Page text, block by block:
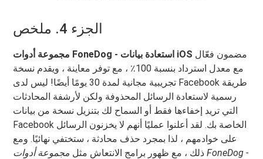
الجزء 4. ملخص
مجموعة أدوات FoneDog - استعادة بيانات iOS
مع معدل استرداد بنسبة 100٪ ، مع توفر معاينة ، ويقدم نسخة
تجريبية مجانية لمدة 30 يومًا أيضًا! ليس لدى Facebook طريقة
رسمية لاستعادة الرسائل المحذوفة ولكن لأرشفة المحادثات
التي تريد إخفاءها فقط أو السماح لك بتنزيل نسخة من بيانات
Facebook الخاصة بك. لقد أعلنوا عمليًا أنهم لا يخزنون الرسائل
على خوادمهم ، لذا بمجرد حذف محادثة ، ستختفي نهائيًا. ومع
ذلك ، مع ظهور برامج الانتعاش مثل مجموعة أدوات FoneDog -